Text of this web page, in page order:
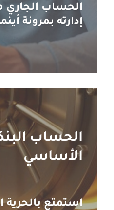
الحساب الجاري
إدارته بمرونة
الحساب
الأساسي
استمتع بالحرية